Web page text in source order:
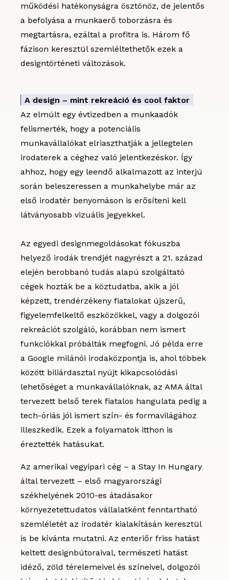
működési hatékonyságra ösztönöz, de jelentős
a befolyása a munkaerő toborzásra és
megtartásra, ezáltal a profitra is. Három fő
fázison keresztül szemléltethetők ezek a
designtörténeti változások.
A design – mint rekreáció és cool faktor
Az elmúlt egy évtizedben a munkaadók
felismerték, hogy a potenciális
munkavállalókat elriaszthatják a jellegtelen
irodaterek a céghez való jelentkezéskor. Így
ahhoz, hogy egy leendő alkalmazott az interjú
során beleszeressen a munkahelybe már az
első irodatér benyomáson is erősíteni kell
látványosabb vizuális jegyekkel.
Az egyedi designmegoldásokat fókuszba
helyező irodák trendjét nagyrészt a 21. század
elején berobbanó tudás alapú szolgáltató
cégek hozták be a köztudatba, akik a jól
képzett, trendérzékeny fiatalokat újszerű,
figyelemfelkeltő eszközökkel, vagy a dolgozói
rekreációt szolgáló, korábban nem ismert
funkciókkal próbálták megfogni. Jó példa erre
a Google milánói irodaközpontja is, ahol többek
között biliárdasztal nyújt kikapcsolódási
lehetőséget a munkavállalóknak, az AMA által
tervezett belső terek fiatalos hangulata pedig a
tech-óriás jól ismert szín- és formavilágához
illeszkedik. Ezek a folyamatok itthon is
éreztették hatásukat.
Az amerikai vegyipari cég – a Stay In Hungary
által tervezett – első magyarországi
székhelyének 2010-es átadásakor
környezetettudatos vállalatként fenntartható
szemléletét az irodatér kialakításán keresztül
is be kívánta mutatni. Az enteriőr friss hatást
keltett designbútoraival, természeti hatást
idéző, zöld térelemeivel és színeivel, dolgozói